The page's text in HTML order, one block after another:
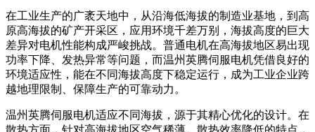
在工业生产的广袤天地中，从沿海低海拔的制造业基地，到高
原高海拔的矿产开采区，应用环境千差万别，海拔高度的巨大
差异对电机性能构成严峻挑战。普通电机在高海拔地区易出现
功率下降、发热异常等问题，而温州英腾伺服电机凭借良好的
环境适应性，能在不同海拔高度下稳定运行，成为工业企业跨
越地理限制、保障生产的可靠动力。
温州英腾伺服电机适应不同海拔，源于其精心优化的设计。在
散热方面，针对高海拔地区空气稀薄、散热效率降低的特点，